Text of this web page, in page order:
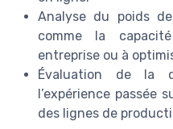
Analyse du poids
comme la
entreprise ou à
Évaluation de la
l’expérience passée
des lignes de